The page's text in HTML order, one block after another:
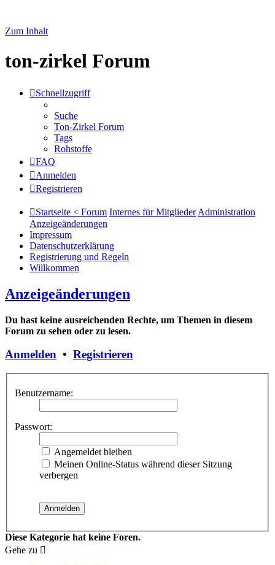
Zum Inhalt
ton-zirkel Forum
Schnellzugriff
Suche
Ton-Zirkel Forum
Tags
Rohstoffe
FAQ
Anmelden
Registrieren
Startseite < Forum Internes für Mitglieder Administration
Anzeigeänderungen
Impressum
Datenschutzerklärung
Registrierung und Regeln
Willkommen
Anzeigeänderungen
Du hast keine ausreichenden Rechte, um Themen in diesem
Forum zu sehen oder zu lesen.
Anmelden • Registrieren
Benutzername:
Passwort:
Angemeldet bleiben
Meinen Online-Status während dieser Sitzung
verbergen
Diese Kategorie hat keine Foren.
Gehe zu